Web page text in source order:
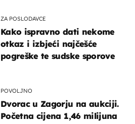
ZA POSLODAVCE
Kako ispravno dati nekome
otkaz i izbjeći najčešće
pogreške te sudske sporove
POVOLJNO
Dvorac u Zagorju na aukciji.
Početna cijena 1,46 milijuna